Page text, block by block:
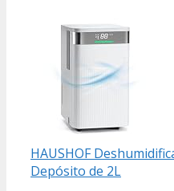
HAUSHOF
Depósito de 2L